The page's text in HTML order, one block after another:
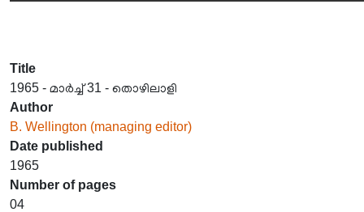
Title
1965 - മാർച്ച് 31 - തൊഴിലാളി
Author
B. Wellington (managing editor)
Date published
1965
Number of pages
04